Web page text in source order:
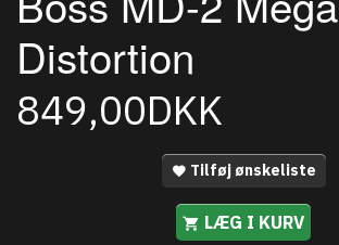
Distortion
849,00DKK
Tilføj ønskeliste
LÆG I KURV